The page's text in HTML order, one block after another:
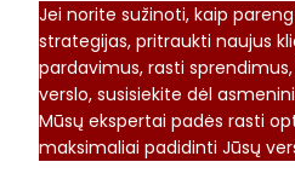
Jei norite sužinoti, kaip
strategijas, pritraukti naujus
pardavimus, rasti
verslo, susisiekite dėl
Mūsų ekspertai padės rasti
maksimaliai padidinti Jūsų